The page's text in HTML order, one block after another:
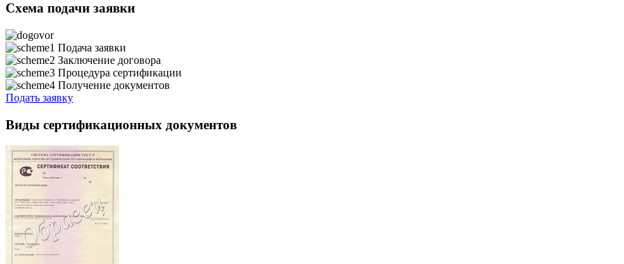
Схема подачи заявки
Подача заявки
Заключение договора
Процедура сертификации
Получение документов
Подать заявку
Виды сертификационных документов